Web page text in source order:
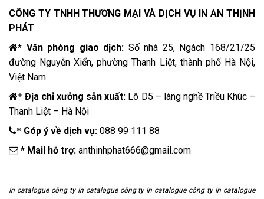
CÔNG TY TNHH THƯƠNG MẠI VÀ DỊCH VỤ
IN AN THỊNH
PHÁT
* Văn phòng giao dịch: Số nhà 25, Ngách 168/21/25
đường Nguyễn Xiển, phường Thanh Liệt, thành phố Hà Nội,
Việt Nam
* Địa chỉ xưởng sản xuất: Lô D5 – làng nghề Triều Khúc –
Thanh Liệt – Hà Nội
* Góp ý về dịch vụ: 088 99 111 88
* Mail hỗ trợ: anthinhphat666@gmail.com
In catalogue công ty In catalogue công ty In catalogue công ty In catalogue